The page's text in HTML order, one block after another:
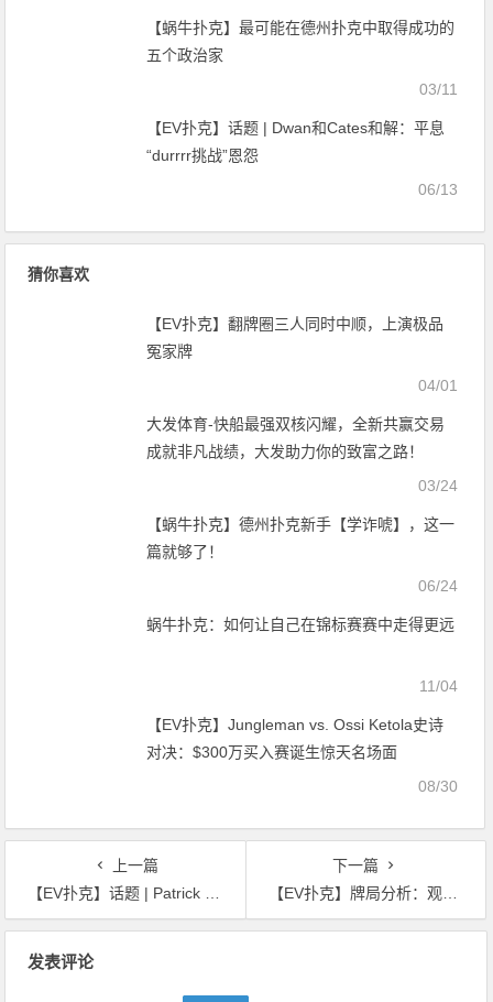
【蜗牛扑克】最可能在德州扑克中取得成功的
五个政治家
03/11
【EV扑克】话题 | Dwan和Cates和解：平息
“durrrr挑战”恩怨
06/13
猜你喜欢
【EV扑克】翻牌圈三人同时中顺，上演极品
冤家牌
04/01
大发体育-快船最强双核闪耀，全新共赢交易
成就非凡战绩，大发助力你的致富之路！
03/24
【蜗牛扑克】德州扑克新手【学诈唬】，这一
篇就够了！
06/24
蜗牛扑克：如何让自己在锦标赛赛中走得更远
11/04
【EV扑克】Jungleman vs. Ossi Ketola史诗
对决：$300万买入赛诞生惊天名场面
08/30
上一篇
【EV扑克】话题 | Patrick Leonard：WPT、WSOP和EPT布拉格站的优缺点
下一篇
【EV扑克】牌局分析：观摩550BB底池
发表评论